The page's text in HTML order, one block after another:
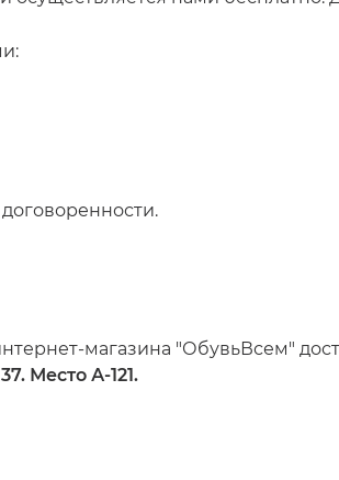
магазина "ОбувьВсем"
Место А-121.